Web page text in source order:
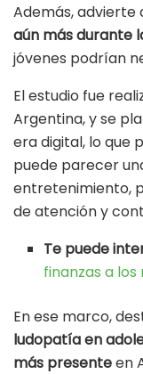
Además, advierte
aún más durante
jóvenes podrían
El estudio fue
Argentina, y se
era digital, lo que
puede parecer
entretenimiento,
de atención y
Te puede
finanzas a los
En ese marco,
ludopatía en
más presenteen